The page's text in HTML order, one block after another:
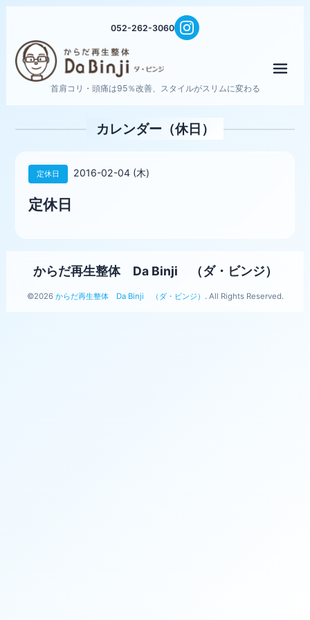
052-262-3060
首肩コリ・頭痛は95％改善、スタイルがスリムに変わる
カレンダー（休日）
定休日 2016-02-04 (木)
定休日
からだ再生整体 Da Binji （ダ・ビンジ）
©2026 からだ再生整体 Da Binji （ダ・ビンジ） . All Rights Reserved.